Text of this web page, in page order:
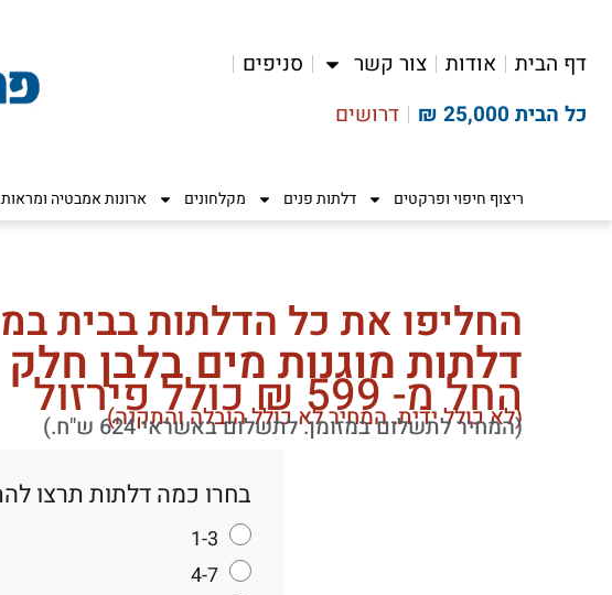
דף הבית אודות צור קשר
סניפים
כל הבית 25,000 ₪
דרושים
ריצוף חיפוי ופרקטים דלתות פנים מקלחונים ארונות אמבטיה ומראות
החליפו את כל הדלתות בבית
דלתות מוגנות מים בלבן חלק
החל מ- 599 ₪ כולל פירזול
(לא כולל ידית. המחיר לא כולל הובלה והתקנה)
(המחיר לתשלום במזומן. לתשלום באשראי 624 ש"ח.)
בחרו כמה דלתות תרצו
1-3
4-7